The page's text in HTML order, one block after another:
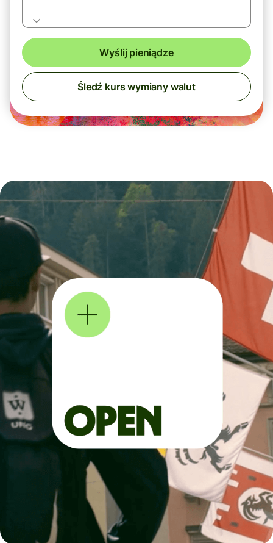
Wyślij pieniądze
Śledź kurs wymiany walut